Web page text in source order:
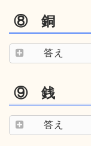
⑧ 銅
答え
⑨ 銭
答え